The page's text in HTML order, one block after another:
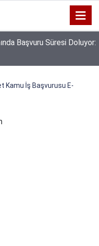
Başvuru Süresi Doluyor:
Kamu İş Başvurusu E-